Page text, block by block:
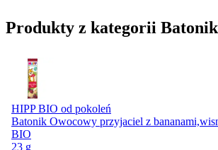
Produkty z kategorii
HIPP BIO od pokoleń
Batonik Owocowy przyjaciel z
BIO
23 g